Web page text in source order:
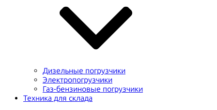
Дизельные погрузчики
Электропогрузчики
Газ-бензиновые погрузчики
Техника для склада